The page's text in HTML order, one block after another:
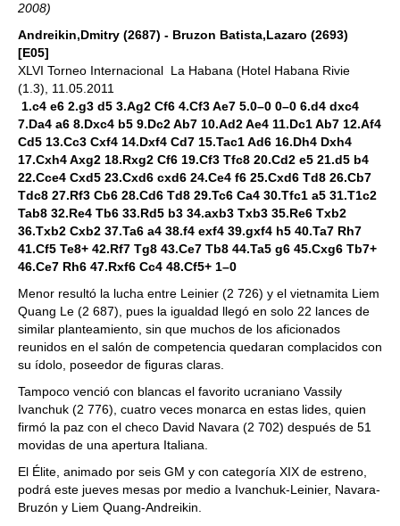
2008)
Andreikin,Dmitry (2687) - Bruzon Batista,Lazaro (2693)
[E05]
XLVI Torneo Internacional La Habana (Hotel Habana Rivie
(1.3), 11.05.2011
1.c4 e6 2.g3 d5 3.Ag2 Cf6 4.Cf3 Ae7 5.0–0 0–0 6.d4 dxc4
7.Da4 a6 8.Dxc4 b5 9.Dc2 Ab7 10.Ad2 Ae4 11.Dc1 Ab7 12.Af4
Cd5 13.Cc3 Cxf4 14.Dxf4 Cd7 15.Tac1 Ad6 16.Dh4 Dxh4
17.Cxh4 Axg2 18.Rxg2 Cf6 19.Cf3 Tfc8 20.Cd2 e5 21.d5 b4
22.Cce4 Cxd5 23.Cxd6 cxd6 24.Ce4 f6 25.Cxd6 Td8 26.Cb7
Tdc8 27.Rf3 Cb6 28.Cd6 Td8 29.Tc6 Ca4 30.Tfc1 a5 31.T1c2
Tab8 32.Re4 Tb6 33.Rd5 b3 34.axb3 Txb3 35.Re6 Txb2
36.Txb2 Cxb2 37.Ta6 a4 38.f4 exf4 39.gxf4 h5 40.Ta7 Rh7
41.Cf5 Te8+ 42.Rf7 Tg8 43.Ce7 Tb8 44.Ta5 g6 45.Cxg6 Tb7+
46.Ce7 Rh6 47.Rxf6 Cc4 48.Cf5+ 1–0
Menor resultó la lucha entre Leinier (2 726) y el vietnamita Liem
Quang Le (2 687), pues la igualdad llegó en solo 22 lances de
similar planteamiento, sin que muchos de los aficionados
reunidos en el salón de competencia quedaran complacidos con
su ídolo, poseedor de figuras claras.
Tampoco venció con blancas el favorito ucraniano Vassily
Ivanchuk (2 776), cuatro veces monarca en estas lides, quien
firmó la paz con el checo David Navara (2 702) después de 51
movidas de una apertura Italiana.
El Élite, animado por seis GM y con categoría XIX de estreno,
podrá este jueves mesas por medio a Ivanchuk-Leinier, Navara-
Bruzón y Liem Quang-Andreikin.